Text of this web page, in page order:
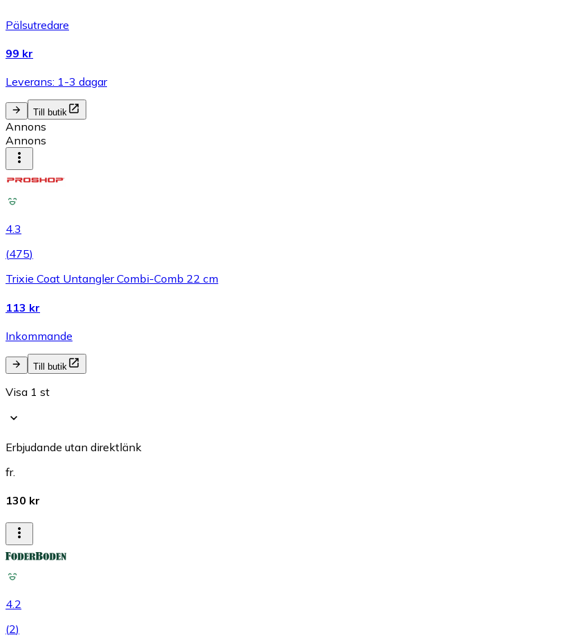
Pälsutredare
99 kr
Leverans: 1-3 dagar
Till butik
Annons
Annons
4.3
(475)
Trixie Coat Untangler Combi-Comb 22 cm
113 kr
Inkommande
Till butik
Visa 1 st
Erbjudande utan direktlänk
fr.
130 kr
4.2
(2)